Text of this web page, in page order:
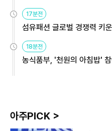
용해야
17분전
섬유패션 글로벌 경쟁력 키
원
18분전
농식품부, '천원의 아침밥'
아주PICK >